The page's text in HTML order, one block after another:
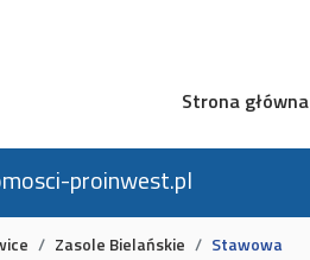
Strona główna
proinwest.pl
Zasole Bielańskie Stawowa